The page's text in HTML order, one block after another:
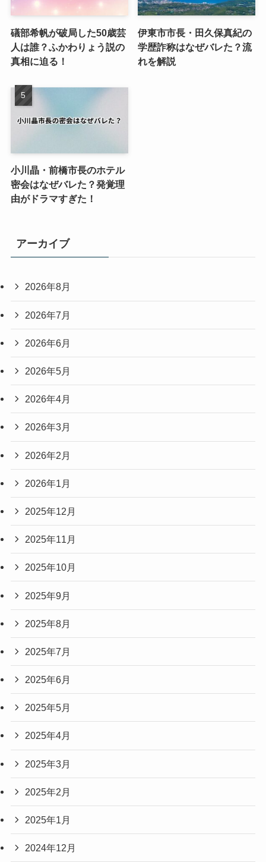
礒部希帆が破局した50歳芸
人は誰？ふかわりょう説の
真相に迫る！
伊東市市長・田久保真紀の
学歴詐称はなぜバレた？流
れを解説
小川晶・前橋市長のホテル
密会はなぜバレた？発覚理
由がドラマすぎた！
アーカイブ
2026年8月
2026年7月
2026年6月
2026年5月
2026年4月
2026年3月
2026年2月
2026年1月
2025年12月
2025年11月
2025年10月
2025年9月
2025年8月
2025年7月
2025年6月
2025年5月
2025年4月
2025年3月
2025年2月
2025年1月
2024年12月